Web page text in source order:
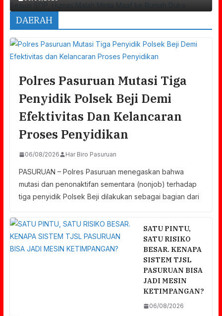
DAERAH
Polres Pasuruan Mutasi Tiga
Penyidik Polsek Beji Demi
Efektivitas Dan Kelancaran
Proses Penyidikan
06/08/2026 Har Biro Pasuruan
PASURUAN – Polres Pasuruan menegaskan bahwa
mutasi dan penonaktifan sementara (nonjob) terhadap
tiga penyidik Polsek Beji dilakukan sebagai bagian dari
SATU PINTU,
SATU RISIKO
BESAR. KENAPA
SISTEM TJSL
PASURUAN BISA
JADI MESIN
KETIMPANGAN?
06/08/2026